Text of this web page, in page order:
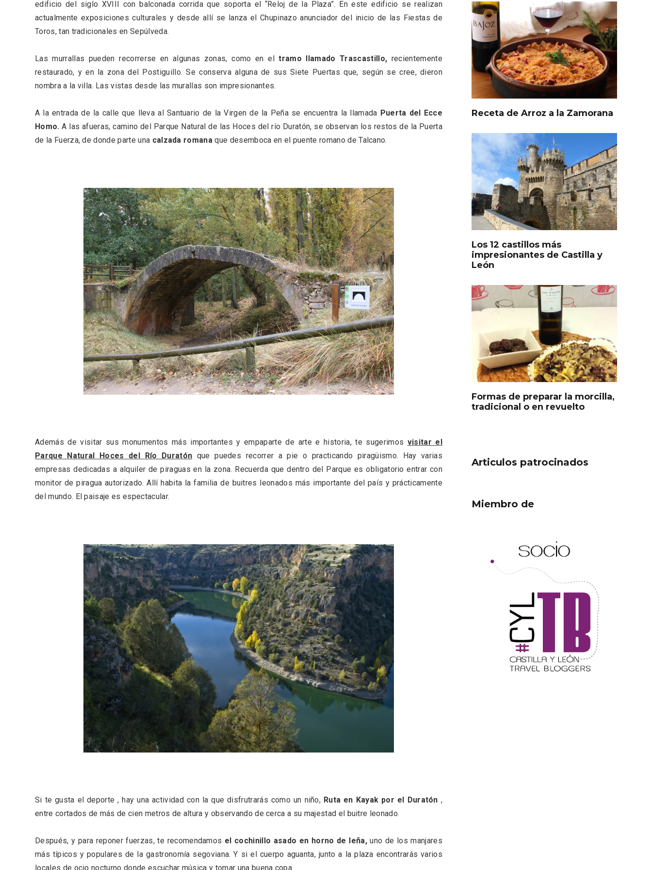
edificio del siglo XVIII con balconada corrida que soporta el “Reloj de la Plaza”. En este edificio se realizan
actualmente exposiciones culturales y desde allí se lanza el Chupinazo anunciador del inicio de las Fiestas de
Toros, tan tradicionales en Sepúlveda.
Las murrallas pueden recorrerse en algunas zonas, como en eltramo llamado Trascastillo, recientemente
restaurado, y en la zona del Postiguillo. Se conserva alguna de sus Siete Puertas que, según se cree, dieron
nombra a la villa. Las vistas desde las murallas son impresionantes.
A la entrada de la calle que lleva al Santuario de la Virgen de la Peña se encuentra la llamada Puerta del Ecce
Homo. A las afueras, camino del Parque Natural de las Hoces del río Duratón, se observan los restos de la Puerta
de la Fuerza, de donde parte una calzada romana que desemboca en el puente romano de Talcano.
Además de visitar sus monumentos más importantes y empaparte de arte e historia, te sugerimos visitar el
Parque Natural Hoces del Río Duratón que puedes recorrer a pie o practicando piragüismo. Hay varias
empresas dedicadas a alquiler de piraguas en la zona. Recuerda que dentro del Parque es obligatorio entrar con
monitor de piragua autorizado. Allí habita la familia de buitres leonados más importante del país y prácticamente
del mundo. El paisaje es espectacular.
Si te gusta el deporte , hay una actividad con la que disfrutrarás como un niño, Ruta en Kayak por el Duratón ,
entre cortados de más de cien metros de altura y observando de cerca a su majestad el buitre leonado.
Después, y para reponer fuerzas, te recomendamos el cochinillo asado en horno de leña,uno de los manjares
más típicos y populares de la gastronomía segoviana. Y si el cuerpo aguanta, junto a la plaza encontrarás varios
locales de ocio nocturno donde escuchar música y tomar una buena copa.
Receta de Arroz a la Zamorana
Los 12 castillos más
impresionantes de Castilla y
León
Formas de preparar la morcilla,
tradicional o en revuelto
Articulos patrocinados
Miembro de
del Vino de Rueda
Tierra y Voz
Fiesta de Primavera 2026 en
la Ruta del Vino de Cigales
Enoturismo visitando la
Bodega Museo La Olmilla, en
Paseo nocturno por
Valladolid
IGP Morcilla de Burgos
triunfó en el Salón Gourmet
2026
Disfrutar de la Semana
Santa en Rueda en 2026
Semana Santa en la Ribera
del Duero 2026
Itinerarios musicales en San
Miguel del Pino 2026
En marzo, vuelve la mejor
gastronomía de la Trufa
Negra de Soria
Cigales inaugura la
musealización de los arcos
de la Iglesia de Santiago
Apóstol
Porrón de Citas de 2026 en
Los Pueblos más bonitos de